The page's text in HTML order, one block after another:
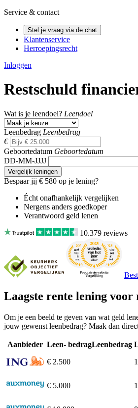
Service & contact
Stel je vraag via de chat
Klantenservice
Herroepingsrecht
Inloggen
Restschuld
Wat is je leendoel? Leendoel
Leenbedrag Leenbedrag
€
Geboortedatum Geboortedatum
DD-MM-JJJJ
Vergelijk leningen
Bespaar jij € 580 op je lening?
Écht onafhankelijk vergelijken
Nergens anders goedkoper
Verantwoord geld lenen
10.379 reviews
Laagste rente lening voor
Om je een beeld te geven van wat geld
jouw gewenst leenbedrag? Maak dan
Aanbieder Leen- bedragLeenbedrag
€ 2.500
€ 5.000